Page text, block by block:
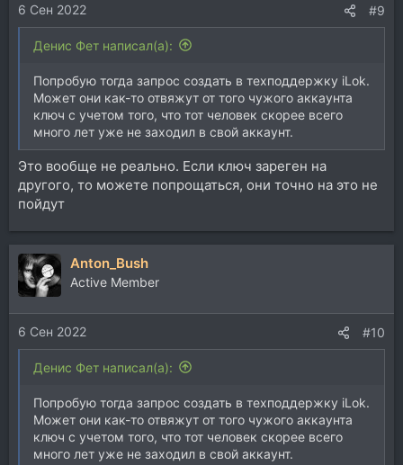
6 Сен 2022 #9
Денис Фет написал(а):
Попробую тогда запрос создать в техподдержку iLok.
Может они как-то отвяжут от того чужого аккаунта
ключ с учетом того, что тот человек скорее всего
много лет уже не заходил в свой аккаунт.
Это вообще не реально. Если ключ зареген на
другого, то можете попрощаться, они точно на это не
пойдут
Anton_Bush
Active Member
6 Сен 2022 #10
Денис Фет написал(а):
Попробую тогда запрос создать в техподдержку iLok.
Может они как-то отвяжут от того чужого аккаунта
ключ с учетом того, что тот человек скорее всего
много лет уже не заходил в свой аккаунт.